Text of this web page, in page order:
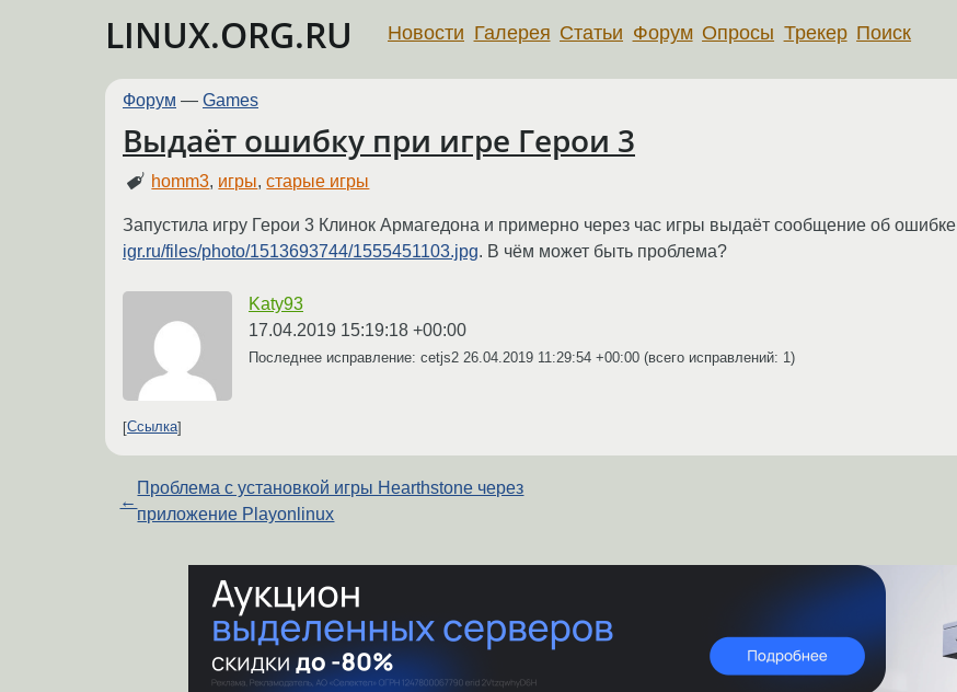
LINUX.ORG.RU Новости Галерея Статьи Форум Опросы Трекер Поиск
Форум — Games
Выдаёт ошибку при игре Герои 3
homm3, игры,старые игры
Запустила игру Герои 3 Клинок Армагедона и примерно через час игры выдаёт сообщение об ошибке
igr.ru/files/photo/1513693744/1555451103.jpg. В чём может быть проблема?
Katy93
17.04.2019 15:19:18 +00:00
Последнее исправление: cetjs2 26.04.2019 11:29:54 +00:00 (всего исправлений: 1)
Ссылка
←
Проблема с установкой игры Hearthstone через
приложение Playonlinux